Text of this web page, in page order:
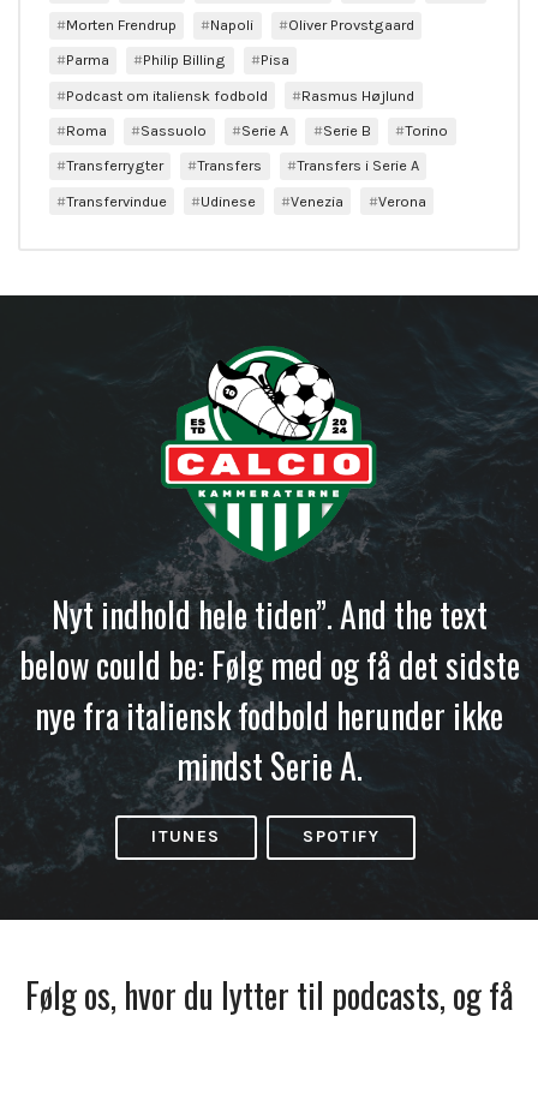
Morten Frendrup
Napoli
Oliver Provstgaard
Parma
Philip Billing
Pisa
Podcast om italiensk fodbold
Rasmus Højlund
Roma
Sassuolo Serie A Serie B
Torino
Transferrygter
Transfers
Transfers i Serie A
Transfervindue
Udinese Venezia Verona
Nyt indhold hele tiden”. And the text
below could be: Følg med og få det sidste
nye fra italiensk fodbold herunder ikke
mindst Serie A.
ITUNES SPOTIFY
Følg os, hvor du lytter til podcasts, og få